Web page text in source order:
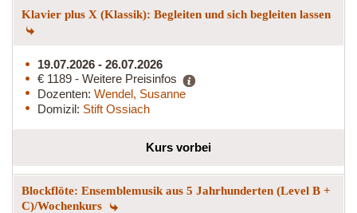
Klavier plus X (Klassik): Begleiten und sich begleiten lassen
19.07.2026 - 26.07.2026
€ 1189 - Weitere Preisinfos
Dozenten: Wendel, Susanne
Domizil: Stift Ossiach
Kurs vorbei
Blockflöte: Ensemblemusik aus 5 Jahrhunderten (Level B +
C)/Wochenkurs